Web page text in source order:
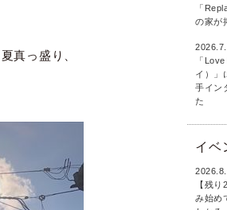
真っ盛り、
「
の家が
「
イ）」
手イン
た
イベ
【残
み始め